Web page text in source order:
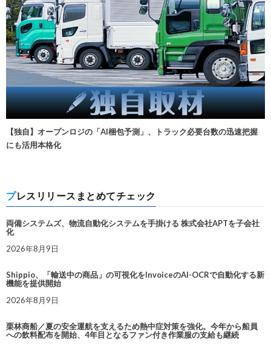
【独自】オープンロジの「AI梱包予測」、トラック必要台数の迅速把握
にも活用本格化
プレスリリースまとめてチェック
両備システムズ、物流自動化システムを手掛ける 株式会社APTを子会社
化
2026年8月9日
Shippio、「輸送中の商品」の可視化をInvoiceのAI-OCRで自動化する新
機能を提供開始
2026年8月9日
栗林商船／夏の安全運航を支えるため熱中症対策を強化。今年から船員
への飲料配布を開始、4年目となるファン付き作業服の支給も継続